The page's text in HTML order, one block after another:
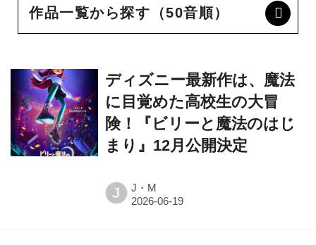
作品一覧から探す（50音順）
ディズニー最新作は、魔法
に目覚めた高校生の大冒
険！『ビリーと魔法のはじ
まり』12月公開決定
J J・M